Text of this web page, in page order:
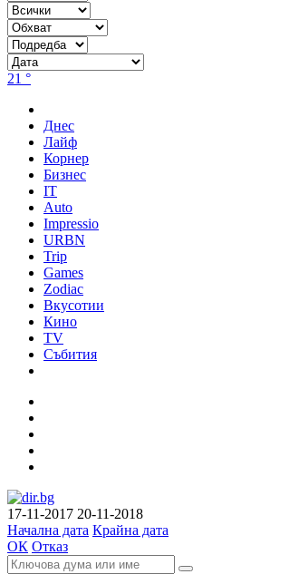
21 °
Днес
Лайф
Корнер
Бизнес
IT
Auto
Impressio
URBN
Trip
Games
Zodiac
Вкусотии
Кино
TV
Събития
17-11-2017 20-11-2018
Начална дата Крайна дата
ОК Отказ